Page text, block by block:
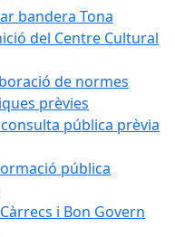
bandera Tona
del Centre Cultural
de normes
prèvies
pública prèvia
pública
i Bon Govern